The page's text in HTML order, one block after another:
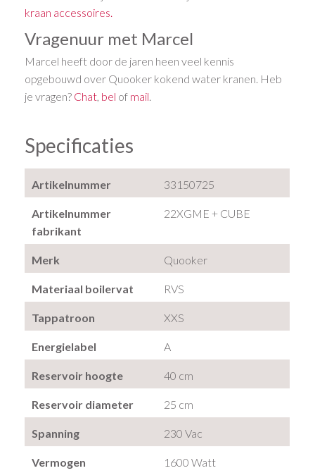
kraan accessoires.
Vragenuur met Marcel
Marcel heeft door de jaren heen veel kennis
opgebouwd over Quooker kokend water kranen. Heb
je vragen? Chat, bel of mail.
Specificaties
Artikelnummer 33150725
Artikelnummer
fabrikant
22XGME + CUBE
Merk Quooker
Materiaal boilervat RVS
Tappatroon XXS
Energielabel A
Reservoir hoogte 40 cm
Reservoir diameter 25 cm
Spanning 230 Vac
Vermogen 1600 Watt